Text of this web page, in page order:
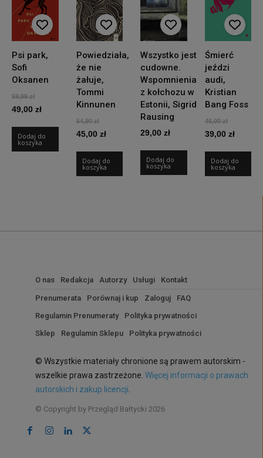
Psi park,
Sofi
Oksanen
59,99zł
cena
59,99 zł.
49,00 zł Aktualna
wynosi:
49,00 zł.
Dodaj do
koszyka
Powiedziała,
że nie
żałuje,
Tommi
Kinnunen
54,90złPierwotna
cena
54,90 zł.
45,00 złAktualna
wynosi:
45,00 zł.
Dodaj do
koszyka
Wszystko jest
cudowne.
Wspomnienia
z kołchozu w
Estonii, Sigrid
Rausing
29,00 zł
Dodaj do
koszyka
Śmierć
jeździ
audi,
Kristian
Bang Foss
46,00zł
cena
46,00 zł.
39,00 zł
39,00
Dodaj do
koszyka
O nas Redakcja Autorzy Usługi Kontakt
Prenumerata Porównaj i kup Zaloguj
FAQ
Regulamin Prenumeraty
Polityka prywatności
Sklep
Regulamin Sklepu Polityka prywatności
© Wszystkie materiały chronione są prawem autorskim -
wszelkie prawa zastrzeżone. Więcej informacji o prawach
autorskich i zakup licencji.
© Copyright by Przegląd Bałtycki 2026